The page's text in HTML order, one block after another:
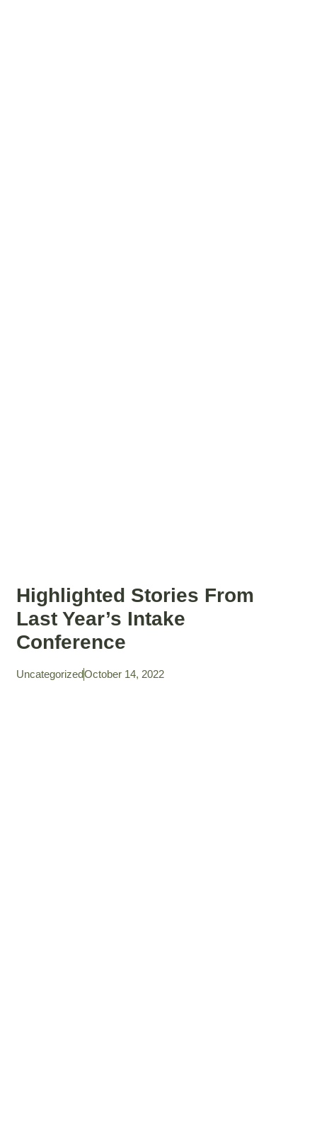
Highlighted Stories From
Last Year’s Intake
Conference
UncategorizedOctober 14, 2022